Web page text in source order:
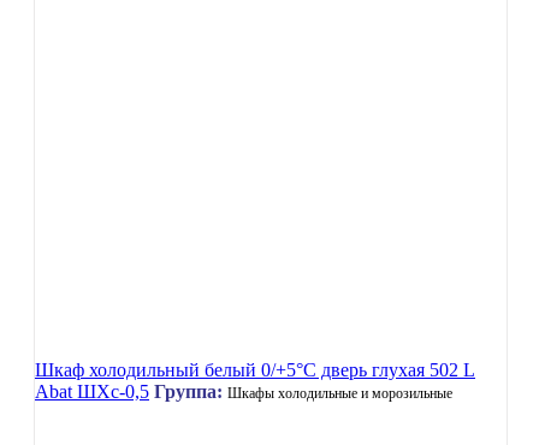
Шкаф холодильный белый 0/+5°C дверь глухая 502 L
Abat ШХс-0,5 Группа: Шкафы холодильные и морозильные